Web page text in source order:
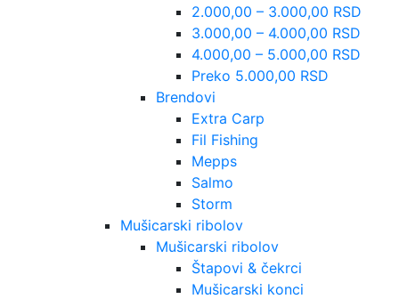
2.000,00 – 3.000,00 RSD
3.000,00 – 4.000,00 RSD
4.000,00 – 5.000,00 RSD
Preko 5.000,00 RSD
Brendovi
Extra Carp
Fil Fishing
Mepps
Salmo
Storm
Mušicarski ribolov
Mušicarski ribolov
Štapovi & čekrci
Mušicarski konci